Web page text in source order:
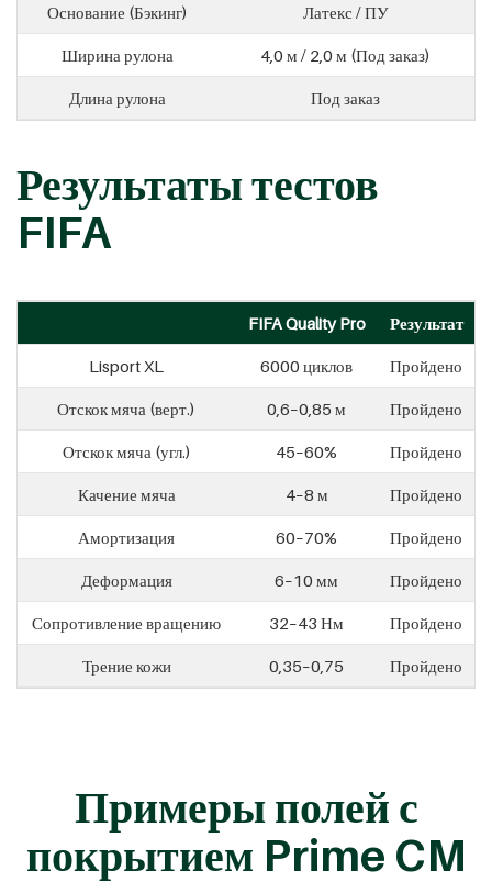
Основание (Бэкинг) Латекс / ПУ
Ширина рулона 4,0 м / 2,0 м (Под заказ)
Длина рулона Под заказ
Результаты тестов
FIFA
FIFA Quality Pro Результат
Lisport XL 6000 циклов Пройдено
Отскок мяча (верт.) 0,6–0,85 м Пройдено
Отскок мяча (угл.) 45–60% Пройдено
Качение мяча 4–8 м Пройдено
Амортизация 60–70% Пройдено
Деформация 6–10 мм Пройдено
Сопротивление вращению 32–43 Нм Пройдено
Трение кожи 0,35–0,75 Пройдено
Примеры полей с
покрытием Prime CM